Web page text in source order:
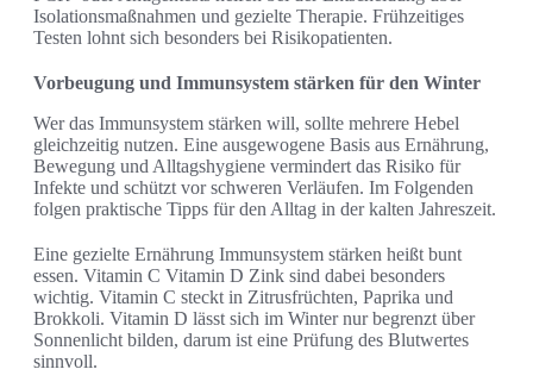
Isolationsmaßnahmen und gezielte Therapie. Frühzeitiges
Testen lohnt sich besonders bei Risikopatienten.
Vorbeugung und Immunsystem stärken für den Winter
Wer das Immunsystem stärken will, sollte mehrere Hebel
gleichzeitig nutzen. Eine ausgewogene Basis aus Ernährung,
Bewegung und Alltagshygiene vermindert das Risiko für
Infekte und schützt vor schweren Verläufen. Im Folgenden
folgen praktische Tipps für den Alltag in der kalten Jahreszeit.
Eine gezielte Ernährung Immunsystem stärken heißt bunt
essen. Vitamin C Vitamin D Zink sind dabei besonders
wichtig. Vitamin C steckt in Zitrusfrüchten, Paprika und
Brokkoli. Vitamin D lässt sich im Winter nur begrenzt über
Sonnenlicht bilden, darum ist eine Prüfung des Blutwertes
sinnvoll.